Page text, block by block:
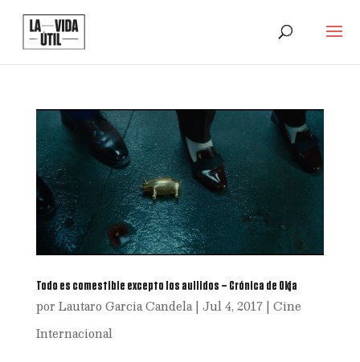
Todo es comestible excepto los aullidos – Crónica de Okja
por Lautaro Garcia Candela| Jul 4, 2017| Cine
Internacional